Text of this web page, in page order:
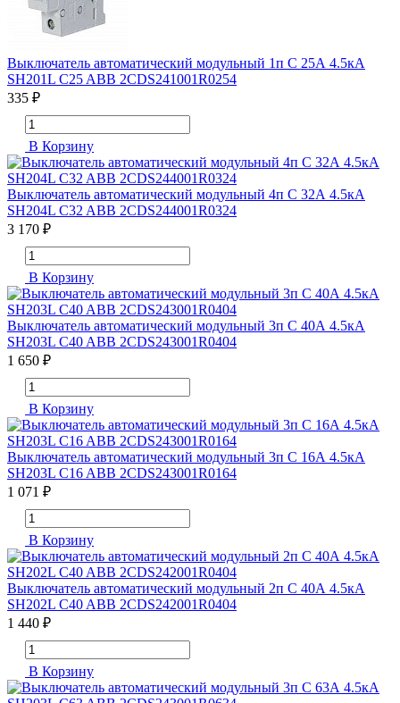
Выключатель автоматический модульный 1п C 25А 4.5кА
SH201L C25 ABB 2CDS241001R0254
335 ₽
В Корзину
Выключатель автоматический модульный 4п C 32А 4.5кА
SH204L C32 ABB 2CDS244001R0324
3 170 ₽
В Корзину
Выключатель автоматический модульный 3п C 40А 4.5кА
SH203L C40 ABB 2CDS243001R0404
1 650 ₽
В Корзину
Выключатель автоматический модульный 3п C 16А 4.5кА
SH203L C16 ABB 2CDS243001R0164
1 071 ₽
В Корзину
Выключатель автоматический модульный 2п C 40А 4.5кА
SH202L C40 ABB 2CDS242001R0404
1 440 ₽
В Корзину